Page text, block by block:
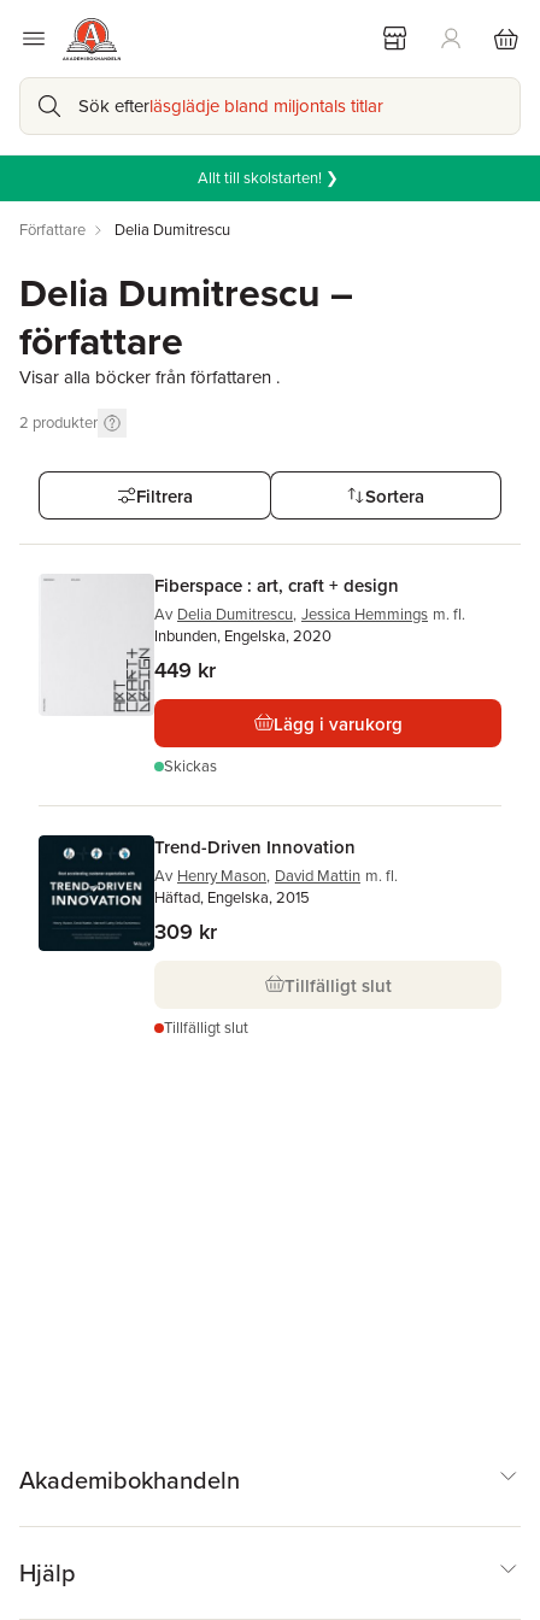
Sök efterläsglädje bland miljontals titlar
Allt till skolstarten! ❯
Författare Delia Dumitrescu
Delia Dumitrescu –
författare
Visar alla böcker från författaren .
2 produkter
Filtrera Sortera
Fiberspace : art, craft + design
Av Delia Dumitrescu, Jessica Hemmings m. fl.
Inbunden, Engelska, 2020
449 kr
Lägg i varukorg
Skickas
Trend-Driven Innovation
Av Henry Mason, David Mattin m. fl.
Häftad, Engelska, 2015
309 kr
Tillfälligt slut
Tillfälligt slut
Akademibokhandeln
Hjälp